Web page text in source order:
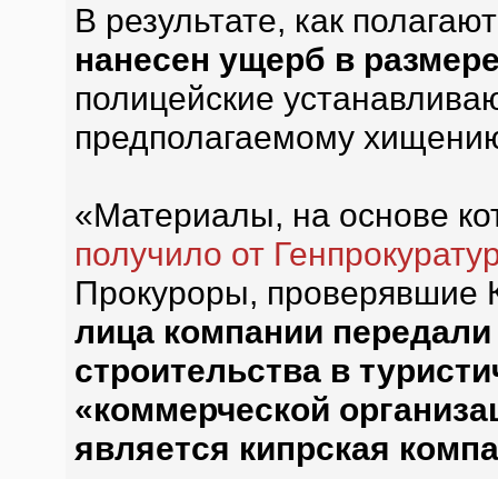
В результате, как
нанесен ущерб в
полицейские
предполагаемому
«Материалы, на основе
получило от
Прокуроры, проверявшие
лица компании
строительства в
«коммерческой
является кипрская